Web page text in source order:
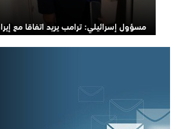
مسؤول إسرائيلي: ترامب يريد اتفاقا مع